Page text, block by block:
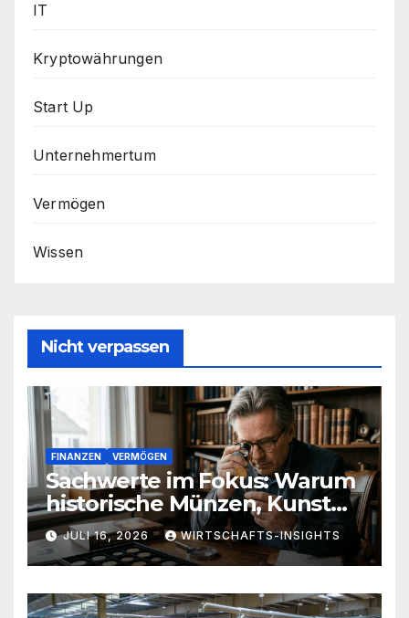
IT
Kryptowährungen
Start Up
Unternehmertum
Vermögen
Wissen
Nicht verpassen
FINANZEN VERMÖGEN
Sachwerte im Fokus: Warum
historische Münzen, Kunst
und Antiquitäten eine
zeitlose Ergänzung für jedes
Portfolio sind
JULI 16, 2026 WIRTSCHAFTS-INSIGHTS